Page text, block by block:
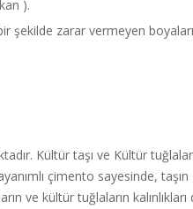
).
zarar vermeyen
Kültür taşı ve Kültür
çimento sayesinde,
ve kültür tuğlaların